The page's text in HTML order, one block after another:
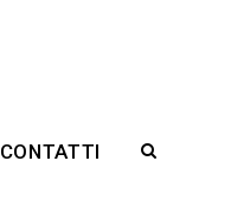
CONTATTI